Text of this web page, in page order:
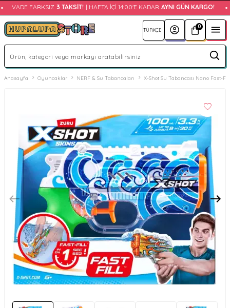
VADE FARKSIZ 3 TAKSIT! | HAFTA İÇI 14:00'E KADAR AYNI GÜN KARGO!
0
Anasayfa Oyuncaklar NERF & Su Tabancaları X-Shot Su Tabancası Nano Fast-